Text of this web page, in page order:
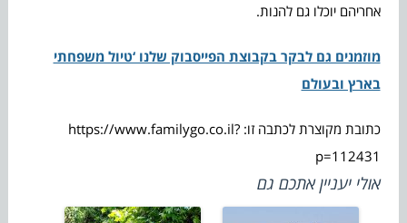
אחריהם יוכלו גם להנות.
מוזמנים גם לבקר בקבוצת הפייסבוק שלנו ‘טיול משפחתי
בארץ ובעולם
כתובת מקוצרת לכתבה זו: https://www.familygo.co.il?
p=112431
אולי יעניין אתכם גם